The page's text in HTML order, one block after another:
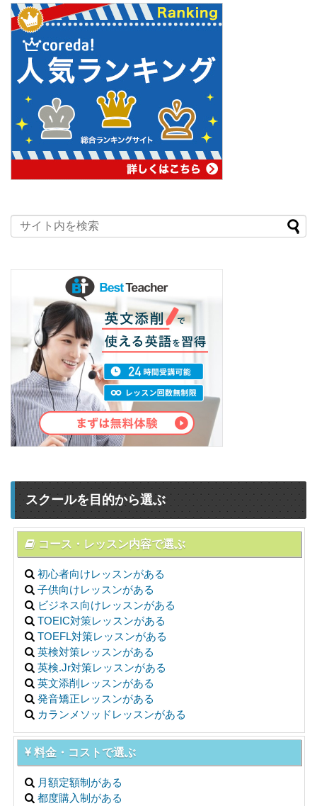
スクールを目的から選ぶ
コース・レッスン内容で選ぶ
初心者向けレッスンがある
子供向けレッスンがある
ビジネス向けレッスンがある
TOEIC対策レッスンがある
TOEFL対策レッスンがある
英検対策レッスンがある
英検.Jr対策レッスンがある
英文添削レッスンがある
発音矯正レッスンがある
カランメソッドレッスンがある
料金・コストで選ぶ
月額定額制がある
都度購入制がある